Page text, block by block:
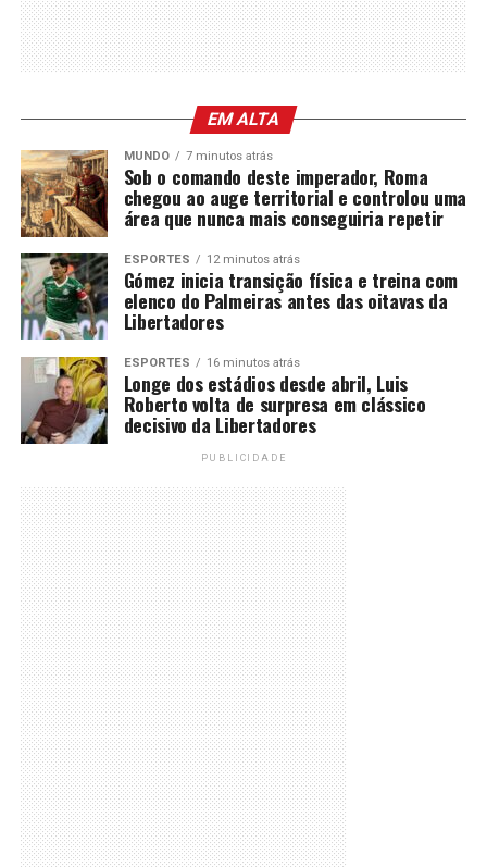
EM ALTA
MUNDO 7 minutos atrás
Sob o comando deste imperador, Roma
chegou ao auge territorial e controlou uma
área que nunca mais conseguiria repetir
ESPORTES 12 minutos atrás
Gómez inicia transição física e treina com
elenco do Palmeiras antes das oitavas da
Libertadores
ESPORTES 16 minutos atrás
Longe dos estádios desde abril, Luis
Roberto volta de surpresa em clássico
decisivo da Libertadores
PUBLICIDADE